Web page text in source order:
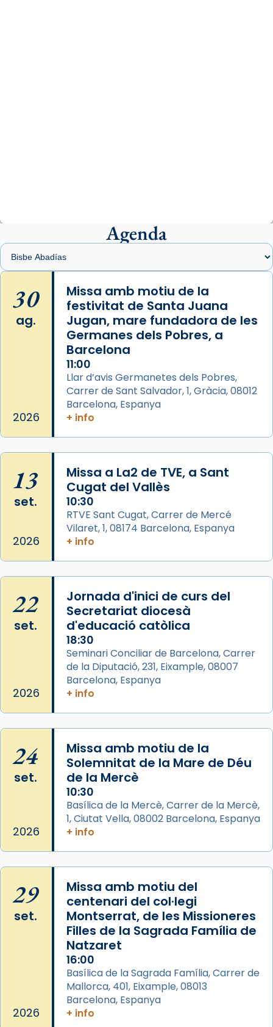
presidit aquest 27 de juliol la missa de Les
Santes de Mataró.
🔗
📸 J. Merino
Photo
View on Facebook Share
Arquebisbat de Barcelona
de Barcelona.
2 weeks ago
Aquest dilluns, 27 de juliol, ha tingut lloc la
missa d’acció de gràcies en agraïment al
L’arquebisbe de Barcelona, el cardenal Joan
Josep Omella, ha presidit la missa i l’ha
concelebrat el bisbe auxiliar de Barcelona,
Mons. David Abadías.
📸 Dr. G. Simón
Arquebisbat de Barcelona
2 weeks ago
Memòria de les santes Juliana i
Semproniana, verges i màrtirs.
Acompanyant la història de sant Cugat, a
eterna”) són deixebles seves. I l’any 1667, el
frare Joan Gaspar Roig, afirma en una obra
que les santes són filles de l’antiga Iluro.
Mataró en reivindicarà les relíquies fins que
les aconseguirà el 1772. L’ofici que es canta
a la “Missa de les Santes” (“Missa de
pontifici, amb orquestra i cor, i té una
duració aproximada de tres hores. Després,
processó (recuperada el 1972) al voltant
del temple amb les relíquies de les santes.
Des de 1985 hi participa també un grup de
diablesses amb música i ball propis. Festa
gran a Mataró.
«Si vols saber què és calor, ves per les
Santes a Mataró»🥵.
Agenda
30
ag.
2026
Missa amb motiu de la
festivitat de Santa Juana
Jugan, mare fundadora de les
Germanes dels Pobres, a
Barcelona
11:00
Llar d’avis Germanetes dels Pobres,
Carrer de Sant Salvador, 1, Gràcia, 08012
Barcelona, Espanya
+ info
13
set.
2026
Missa a La2 de TVE, a Sant
Cugat del Vallès
10:30
RTVE Sant Cugat, Carrer de Mercé
Vilaret, 1, 08174 Barcelona, Espanya
+ info
22
set.
2026
Jornada d'inici de curs del
Secretariat diocesà
d'educació catòlica
18:30
Seminari Conciliar de Barcelona, Carrer
de la Diputació, 231, Eixample, 08007
Barcelona, Espanya
+ info
24
set.
2026
Missa amb motiu de la
Solemnitat de la Mare de Déu
de la Mercè
10:30
Basílica de la Mercè, Carrer de la Mercè,
1, Ciutat Vella, 08002 Barcelona, Espanya
+ info
29
set.
2026
Missa amb motiu del
centenari del col·legi
Montserrat, de les Missioneres
Filles de la Sagrada Família de
Natzaret
16:00
Basílica de la Sagrada Família, Carrer de
Mallorca, 401, Eixample, 08013
Barcelona, Espanya
+ info